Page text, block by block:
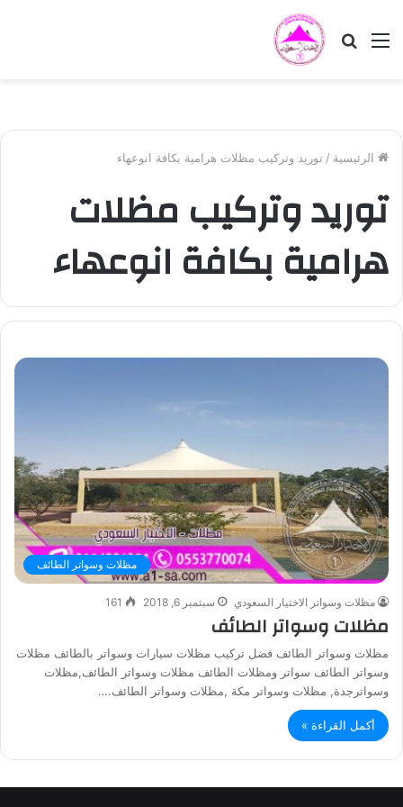
القائمة بحث
الرئيسية / توريد وتركيب مظلات هرامية بكافة انوعهاء
توريد وتركيب مظلات
هرامية بكافة انوعهاء
مظلات وسواتر الطائف
مظلات وسواتر الاختيار السعودي سبتمبر 6, 2018 161
مظلات وسواتر الطائف
مظلات وسواتر الطائف فضل تركيب مظلات سيارات وسواتر بالطائف مظلات
وسواتر الطائف سواتر ومظلات الطائف مظلات وسواتر الطائف,مظلات
وسواترجدة, مظلات وسواتر مكة ,مظلات وسواتر الطائف.…
أكمل القراءة »